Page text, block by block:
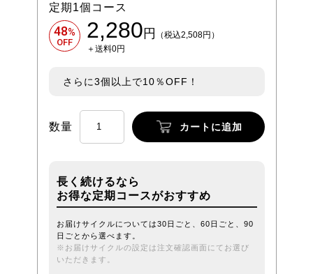
定期1個コース
48%
OFF 2,280円
（税込2,508円）
＋送料0円
さらに3個以上で10％OFF！
数量 カートに追加
長く続けるなら
お得な定期コースがおすすめ
お届けサイクルについては30日ごと、60日ごと、90
日ごとから選べます。
※お届けサイクルの設定は注文確認画面にてお選び
いただきます。